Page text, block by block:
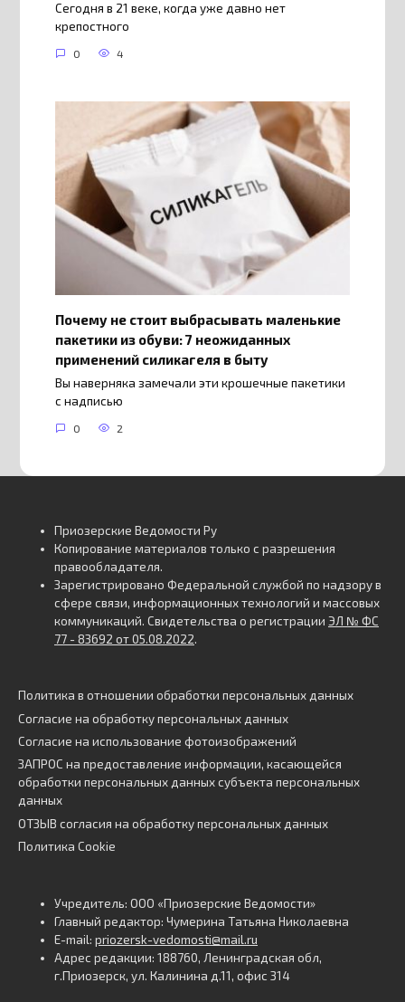
Сегодня в 21 веке, когда уже давно нет
крепостного
0 4
Почему не стоит выбрасывать маленькие
пакетики из обуви: 7 неожиданных
применений силикагеля в быту
Вы наверняка замечали эти крошечные пакетики
с надписью
0 2
Приозерские Ведомости Ру
Копирование материалов только с разрешения
правообладателя.
Зарегистрировано Федеральной службой по надзору в
сфере связи, информационных технологий и массовых
коммуникаций. Свидетельства о регистрации ЭЛ № ФС
77 - 83692 от 05.08.2022.
Политика в отношении обработки персональных данных
Согласие на обработку персональных данных
Согласие на использование фотоизображений
ЗАПРОС на предоставление информации, касающейся
обработки персональных данных субъекта персональных
данных
ОТЗЫВ согласия на обработку персональных данных
Политика Cookie
Учредитель: ООО «Приозерские Ведомости»
Главный редактор: Чумерина Татьяна Николаевна
E-mail: priozersk-vedomosti@mail.ru
Адрес редакции: 188760, Ленинградская обл,
г.Приозерск, ул. Калинина д.11, офис 314